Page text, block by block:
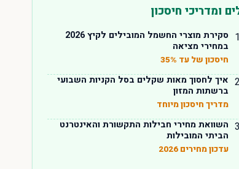
ומדריכי חיסכון
סקירת מוצרי החשמל המובילים לקיץ 2026
במחירי מציאה
חיסכון של עד 35%
איך לחסוך מאות שקלים בסל הקניות השבועי
ברשתות המזון
מדריך חיסכון מיוחד
השוואת מחירי חבילות התקשורת והאינטרנט
הביתי המובילות
עדכון מחירים 2026